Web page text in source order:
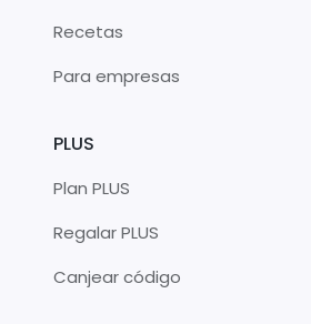
Recetas
Para empresas
PLUS
Plan PLUS
Regalar PLUS
Canjear código